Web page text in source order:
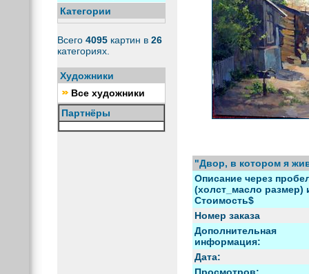
Категории
Всего 4095 картин в 26
категориях.
Художники
Все художники
Партнёры
"Двор, в котором я
Описание через
(холст_масло размер)
Стоимость$
Номер заказа
Дополнительная
информация:
Дата: